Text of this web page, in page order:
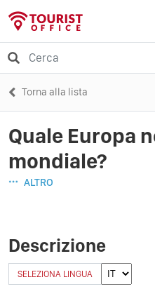
Torna alla lista
Quale Europa
mondiale?
ALTRO
Descrizione
SELEZIONA LINGUA